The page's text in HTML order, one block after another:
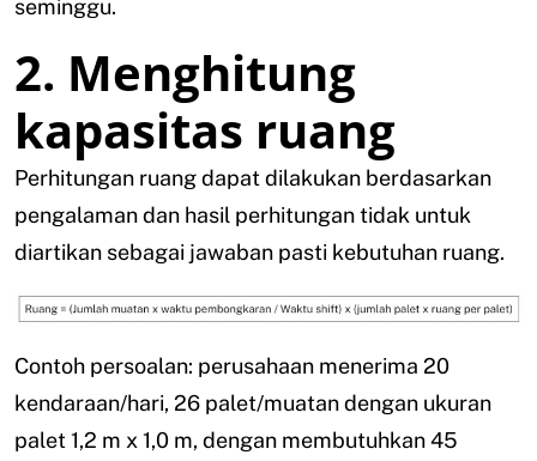
seminggu.
2. Menghitung
kapasitas ruang
Perhitungan ruang dapat dilakukan berdasarkan
pengalaman dan hasil perhitungan tidak untuk
diartikan sebagai jawaban pasti kebutuhan ruang.
Contoh persoalan: perusahaan menerima 20
kendaraan/hari, 26 palet/muatan dengan ukuran
palet 1,2 m x 1,0 m, dengan membutuhkan 45